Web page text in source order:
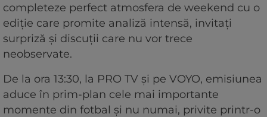
completeze perfect atmosfera de weekend cu o
ediție care promite analiză intensă, invitați
surpriză și discuții care nu vor trece
neobservate.
De la ora 13:30, la PRO TV și pe VOYO, emisiunea
aduce în prim-plan cele mai importante
momente din fotbal și nu numai, privite printr-o